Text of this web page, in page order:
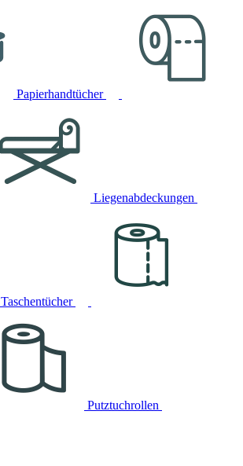
Papierhandtücher
Liegenabdeckungen
Taschentücher
Putztuchrollen